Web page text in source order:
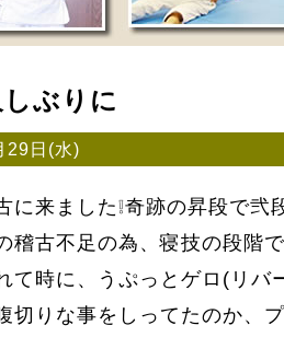
ぶりに
29日(水)
に来ました❕奇跡の昇段で
稽古不足の為、寝技の段階
て時に、うぷっとゲロ(リ
切りな事をしってたのか、